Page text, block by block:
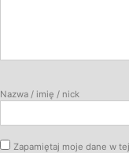
Nazwa / imię / nick
Zapamiętaj moje dane w